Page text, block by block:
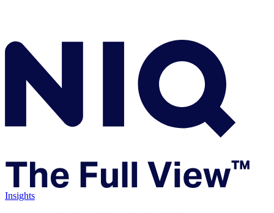
Insights